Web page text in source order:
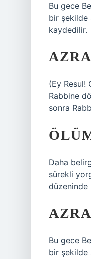
Bu gece
bir şekilde
kaydedilir.
(Ey Resul!
Rabbine
sonra
Daha
sürekli
Bu gece
bir şekilde